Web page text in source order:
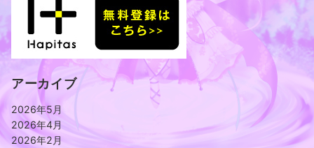
アーカイブ
2026年5月
2026年4月
2026年2月